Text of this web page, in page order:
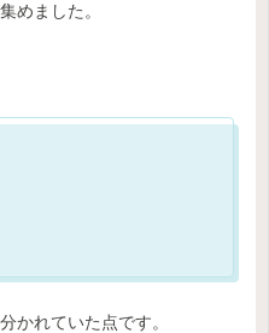
めました。
かれていた点です。